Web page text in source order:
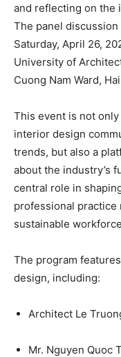
and reflecting on the
The panel
Saturday, April 26,
University of
Cuong Nam Ward,
This event is not
interior design
trends, but also a
about the industry’s
central role in
professional practice
sustainable
The program
design, including:
Architect Le
Mr. Nguyen Quoc